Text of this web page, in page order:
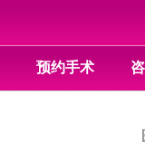
预约手术